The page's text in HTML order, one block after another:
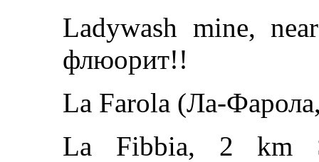
Ladywash mine,
флюорит!!
La Farola (Ла-
La Fibbia, 2 km